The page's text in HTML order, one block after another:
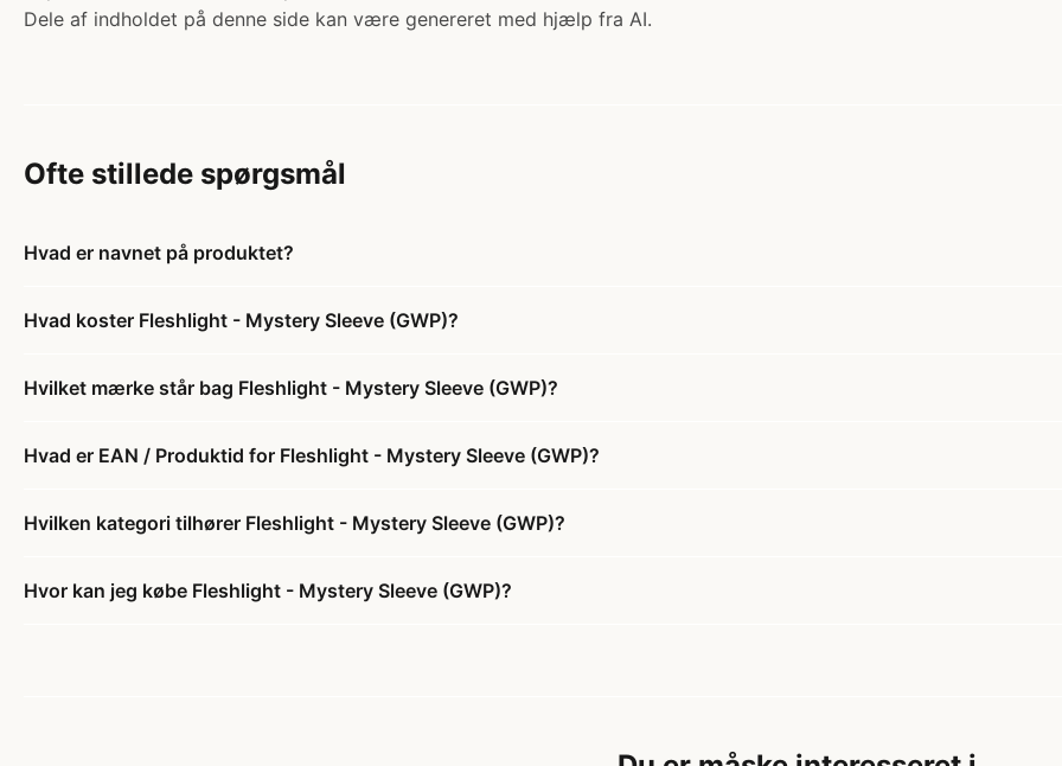
Dele af indholdet på denne side kan være genereret med hjælp fra AI.
Ofte stillede spørgsmål
Hvad er navnet på produktet?
Hvad koster Fleshlight - Mystery Sleeve (GWP)?
Hvilket mærke står bag Fleshlight - Mystery Sleeve (GWP)?
Hvad er EAN / Produktid for Fleshlight - Mystery Sleeve (GWP)?
Hvilken kategori tilhører Fleshlight - Mystery Sleeve (GWP)?
Hvor kan jeg købe Fleshlight - Mystery Sleeve (GWP)?